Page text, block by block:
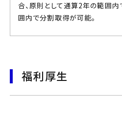
合、原則として通算2年の範囲
囲内で分割取得が可能。
福利厚生